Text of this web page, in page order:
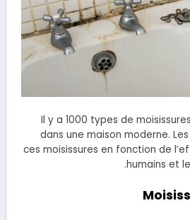
Il y a 1000 types de
dans une maison moderne.
ces moisissures en fonction de
humains et